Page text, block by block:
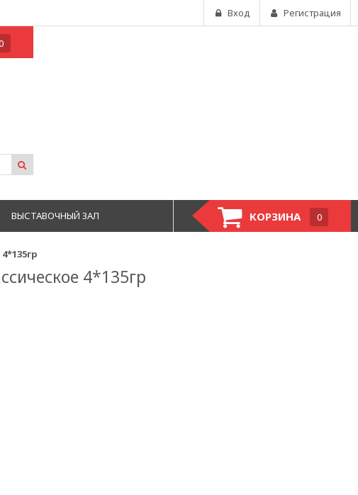
4*135гр
Вход Регистрация
ВЫСТАВОЧНЫЙ ЗАЛ КОРЗИНА 0